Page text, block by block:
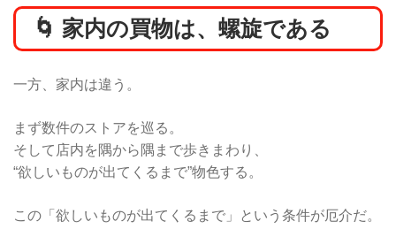
🌀 家内の買物は、螺旋である
一方、家内は違う。
まず数件のストアを巡る。
そして店内を隅から隅まで歩きまわり、
“欲しいものが出てくるまで”物色する。
この「欲しいものが出てくるまで」という条件が厄介だ。